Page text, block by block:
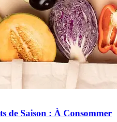
de Saison : À Consommer